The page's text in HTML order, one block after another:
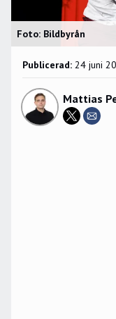
Foto: Bildbyrån
Publicerad: 24 juni
Mattias